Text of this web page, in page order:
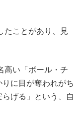
たことがあり、見
高い「ボール・チ
に目が奪われがち
げる」という、自